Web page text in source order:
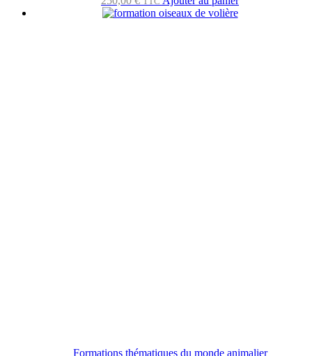
Formations thématiques du monde animalier